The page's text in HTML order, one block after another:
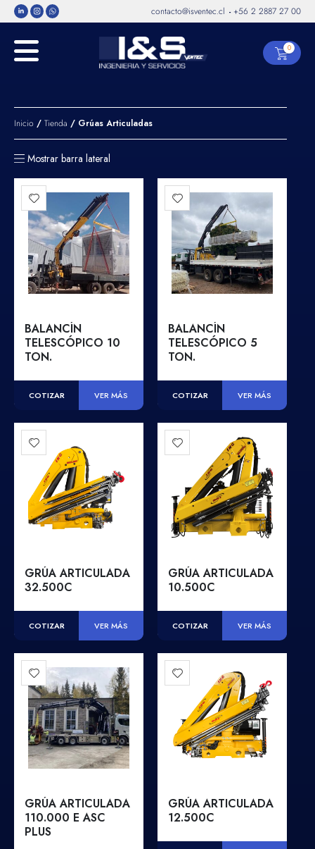
contacto@isventec.cl - +56 2 2887 27 00
0
Inicio / Tienda / Grúas Articuladas
Mostrar barra lateral
BALANCÍN
TELESCÓPICO 10
TON.
COTIZAR VER MÁS
BALANCÍN
TELESCÓPICO 5
TON.
COTIZAR VER MÁS
GRÚA ARTICULADA
32.500C
COTIZAR VER MÁS
GRÚA ARTICULADA
10.500C
COTIZAR VER MÁS
GRÚA ARTICULADA
110.000 E ASC
PLUS
GRÚA ARTICULADA
12.500C